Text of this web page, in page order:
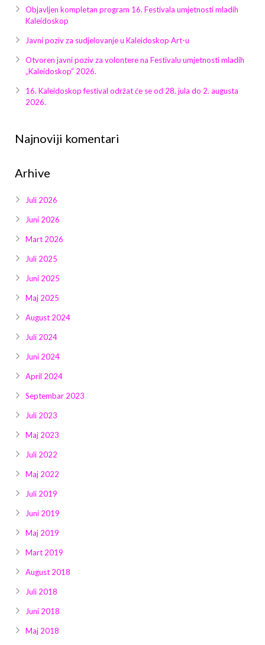
Galerija 2023
Objavljen kompletan program 16. Festivala umjetnosti mladih
Kaleidoskop
Javni poziv za sudjelovanje u Kaleidoskop Art-u
Otvoren javni poziv za volontere na Festivalu umjetnosti mladih
„Kaleidoskop“ 2026.
16. Kaleidoskop festival održat će se od 28. jula do 2. augusta
2026.
Najnoviji komentari
Arhive
Juli 2026
Juni 2026
Mart 2026
Juli 2025
Juni 2025
Maj 2025
August 2024
Juli 2024
Juni 2024
April 2024
Septembar 2023
Juli 2023
Maj 2023
Juli 2022
Maj 2022
Juli 2019
Juni 2019
Maj 2019
Mart 2019
August 2018
Juli 2018
Juni 2018
Maj 2018